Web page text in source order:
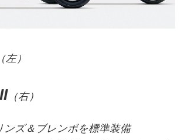
（左）
（右）
ンズ＆ブレンボを標準装備